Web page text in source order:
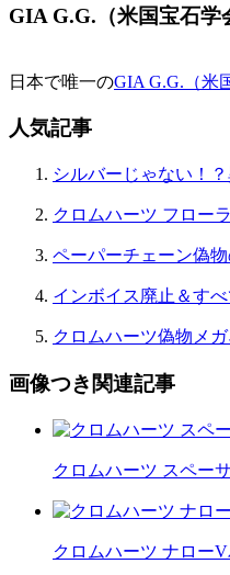
ゲ
シ
ョ
GIA G.G.（米国宝石学
日本で唯一のGIA G.G.（米
人気記事
シルバーじゃない！
クロムハーツ フロー
ペーパーチェーン偽
インボイス廃止＆す
クロムハーツ偽物メ
画像つき関連記事
クロムハーツ スペー
クロムハーツ ナロー